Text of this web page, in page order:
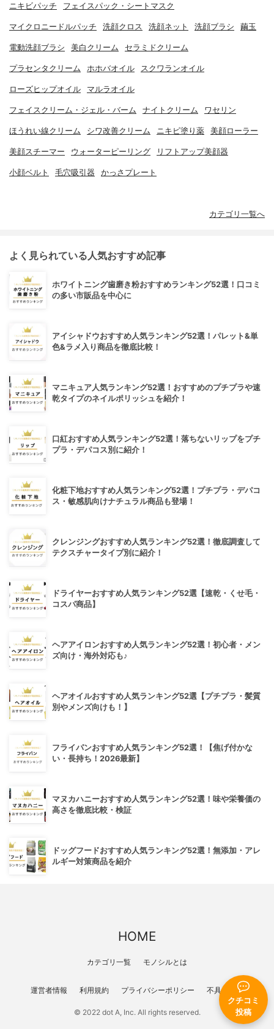
クチコミ
投稿
ニキビパッチ フェイスパック・シートマスク
マイクロニードルパッチ 洗顔クロス 洗顔ネット 洗顔ブラシ 繭玉
電動洗顔ブラシ 美白クリーム セラミドクリーム
プラセンタクリーム ホホバオイル スクワランオイル
ローズヒップオイル マルラオイル
フェイスクリーム・ジェル・バーム ナイトクリーム ワセリン
ほうれい線クリーム シワ改善クリーム ニキビ塗り薬 美顔ローラー
美顔スチーマー ウォーターピーリング リフトアップ美顔器
小顔ベルト 毛穴吸引器 かっさプレート
カテゴリ一覧へ
よく見られている人気おすすめ記事
ホワイトニング歯磨き粉おすすめランキング52選！口コミ
の多い市販品を中心に
アイシャドウおすすめ人気ランキング52選！パレット&単
色&ラメ入り商品を徹底比較！
マニキュア人気ランキング52選！おすすめのプチプラや速
乾タイプのネイルポリッシュを紹介！
口紅おすすめ人気ランキング52選！落ちないリップをプチ
プラ・デパコス別に紹介！
化粧下地おすすめ人気ランキング52選！プチプラ・デパコ
ス・敏感肌向けナチュラル商品も登場！
クレンジングおすすめ人気ランキング52選！徹底調査して
テクスチャータイプ別に紹介！
ドライヤーおすすめ人気ランキング52選【速乾・くせ毛・
コスパ商品】
ヘアアイロンおすすめ人気ランキング52選！初心者・メン
ズ向け・海外対応も♪
ヘアオイルおすすめ人気ランキング52選【プチプラ・髪質
別やメンズ向けも！】
フライパンおすすめ人気ランキング52選！【焦げ付かな
い・長持ち！2026最新】
マヌカハニーおすすめ人気ランキング52選！味や栄養価の
高さを徹底比較・検証
ドッグフードおすすめ人気ランキング52選！無添加・アレ
ルギー対策商品を紹介
HOME
カテゴリ一覧 モノシルとは
運営者情報 利用規約 プライバシーポリシー 不具合報告
© 2022 dot A, Inc. All rights reserved.